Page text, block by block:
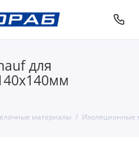
для
материалы Изоляционные